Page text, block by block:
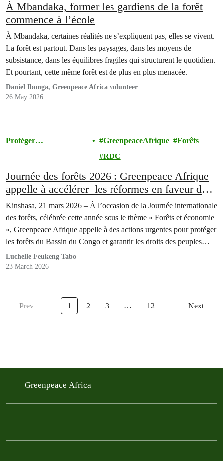
À Mbandaka, former les gardiens de la forêt
commence à l’école
À Mbandaka, certaines réalités ne s’expliquent pas, elles se vivent.
La forêt est partout. Dans les paysages, dans les moyens de
subsistance, dans les équilibres fragiles qui structurent le quotidien.
Et pourtant, cette même forêt est de plus en plus menacée.
Daniel Ibonga, Greenpeace Africa volunteer
26 May 2026
Protéger
GreenpeaceAfrique
Forêts
RDC
Journée des forêts 2026 : Greenpeace Afrique
appelle à accélérer les réformes en faveur des
droits communautés en RDC
Kinshasa, 21 mars 2026 – À l’occasion de la Journée internationale
des forêts, célébrée cette année sous le thème « Forêts et économie
», Greenpeace Afrique appelle à des actions urgentes pour protéger
les forêts du Bassin du Congo et garantir les droits des peuples
autochtones et des communautés locales (IPLC) en République
Démocratique du…
Luchelle Feukeng Tabo
23 March 2026
Prev 1 2 3 … 12 Next
Greenpeace Africa